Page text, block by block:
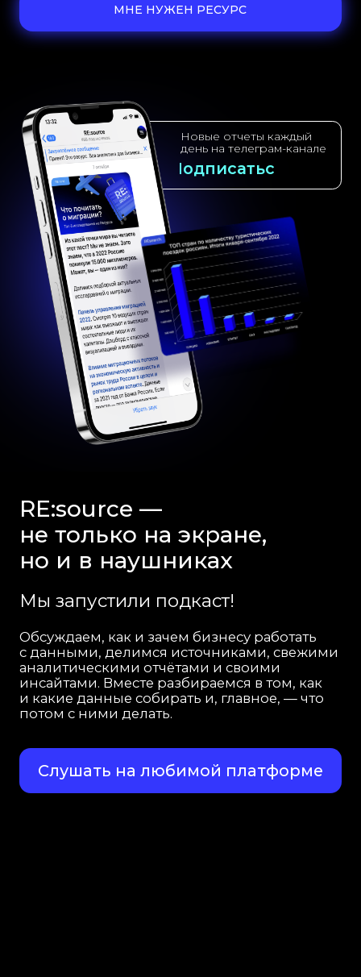
RE:source —
не только на экране,
но и в наушниках
Обсуждаем, как и зачем бизнесу работать
с данными, делимся источниками, свежими
аналитическими отчётами и своими
инсайтами. Вместе разбираемся в том, как
и какие данные собирать и, главное, — что
потом с ними делать.
Мы запустили подкаст!
Слушать на любимой платформе